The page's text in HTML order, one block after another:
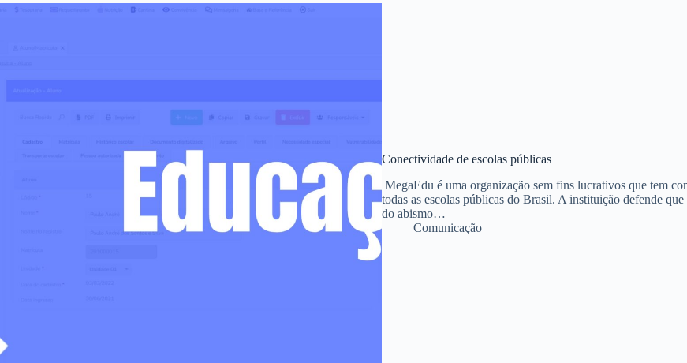
Conectividade de escolas públicas
MegaEdu é uma organização sem fins lucrativos que tem
todas as escolas públicas do Brasil. A instituição defende
do abismo…
Comunicação